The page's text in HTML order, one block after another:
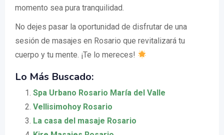
momento sea pura tranquilidad.
No dejes pasar la oportunidad de disfrutar de una
sesión de masajes en Rosario que revitalizará tu
cuerpo y tu mente. ¡Te lo mereces!
Lo Más Buscado:
Spa Urbano Rosario María del Valle
Vellisimohoy Rosario
La casa del masaje Rosario